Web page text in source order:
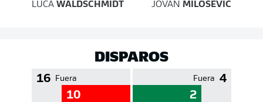
LUCA WALDSCHMIDT JOVAN MILOŠEVIĆ
DISPAROS
16 Fuera
10
4
Fuera
2